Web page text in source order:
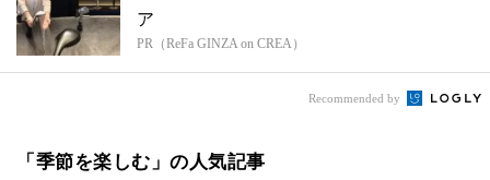
ア
PR（ReFa GINZA on CREA）
Recommended by
「季節を楽しむ」の人気記事